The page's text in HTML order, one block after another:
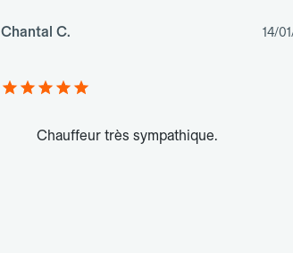
Chantal C. 14/
Chauffeur très sympathique.